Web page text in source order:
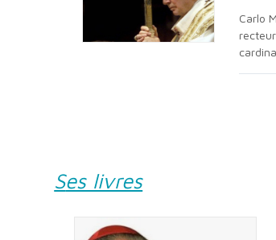
Carlo Maria Martini, né le 15 février 1927 à Turin (Italie) et mort le 31 août 2012, est un prêtre jésuite italien. Professeur d'Écritures saintes et
Ses livres